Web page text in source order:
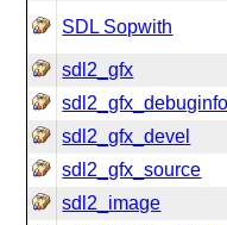
SDL Sopwith
sdl2_gfx
sdl2_gfx_debuginfo
sdl2_gfx_devel
sdl2_gfx_source
sdl2_image